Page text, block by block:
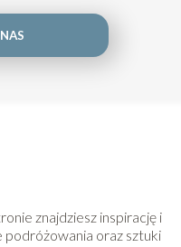
znajdziesz inspirację i
oraz sztuki